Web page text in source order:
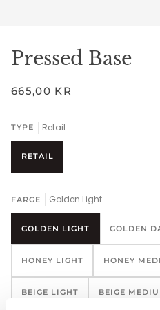
Pressed Base
665,00 KR
TYPE Retail
RETAIL
FARGE Golden Light
GOLDEN LIGHT GOLDEN
HONEY LIGHT HONEY
BEIGE LIGHT BEIGE